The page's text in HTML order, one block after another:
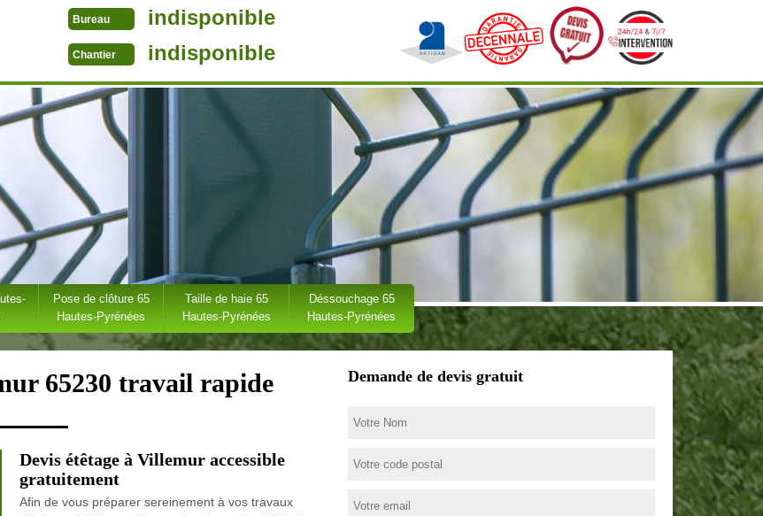
Bureau indisponible
Chantier indisponible
Pose de clôture 65
Hautes-Pyrénées
Taille de haie 65
Hautes-Pyrénées
Déssouchage 65
Hautes-Pyrénées
65230 travail rapide
Devis étêtage à Villemur accessible
gratuitement
Afin de vous préparer sereinement à vos travaux
Demande de devis gratuit